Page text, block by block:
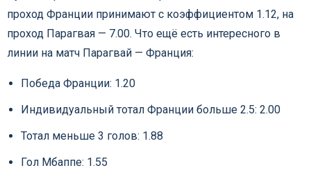
проход Франции принимают с коэффициентом 1.12, на
проход Парагвая — 7.00. Что ещё есть интересного в
линии на матч Парагвай — Франция:
Победа Франции: 1.20
Индивидуальный тотал Франции больше 2.5: 2.00
Тотал меньше 3 голов: 1.88
Гол Мбаппе: 1.55